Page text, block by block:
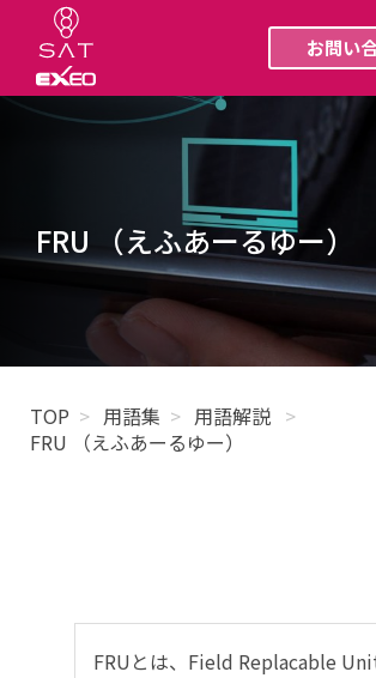
お問い
FRU （えふあーるゆー）
TOP 用語集
用語解説
FRU （えふあーるゆー）
FRUとは、Field Replacable